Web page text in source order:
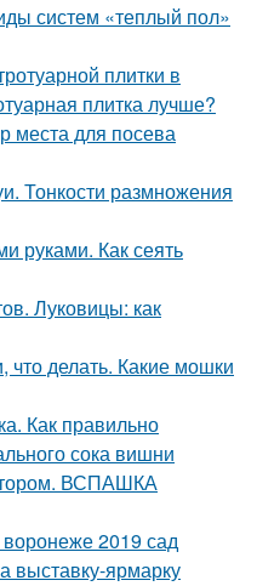
систем «теплый пол»
плитки в
плитка лучше?
места для посева
Тонкости размножения
руками. Как сеять
Луковицы: как
делать. Какие мошки
Как правильно
сока вишни
ВСПАШКА
2019 сад
выставку-ярмарку